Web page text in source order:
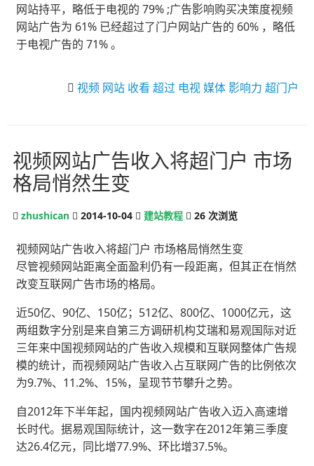
网站持平，略低于电视的 79% ;广告影响购买决策度视频
网站广告为 61% 已经超过了门户网站广告的 60% ，略低
于电视广告的 71% 。
视频 网站 收看 超过 电视媒体 影响力 超门户
视频网站广告收入将超门户 市场
格局悄然生变
zhushican 2014-10-04 建站教程 26 次浏览
视频网站广告收入将超门户 市场格局悄然生变
尽管视频网站距离全面盈利仍有一段距离，但其正在悄然
改变互联网广告市场的格局。
近50亿、90亿、150亿；512亿、800亿、1000亿元，这
两组数字分别是来自第三方调研机构艾瑞和易观国际对近
三年来中国视频网站的广告收入规模和互联网整体广告规
模的统计，而视频网站广告收入占互联网广告的比例依次
为9.7%、11.2%、15%，呈现节节攀升之势。
自2012年下半年起，国内视频网站广告收入迈入高速增
长时代。据易观国际统计，这一数字在2012年第三季度
达26.4亿元，同比增77.9%、环比增37.5%。